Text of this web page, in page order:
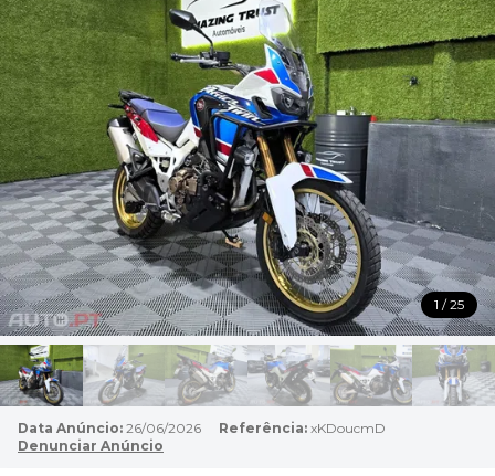
1 / 25
Data Anúncio: 26/06/2026 Referência: xKDoucmD
Denunciar Anúncio